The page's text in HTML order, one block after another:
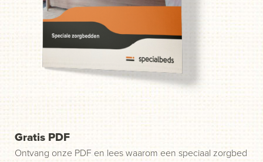
weg. Stap 1: klik op de groene knop "Start uw aanvraag"
en wij nemen contact met u op.
Gratis PDF
Ontvang onze PDF en lees waarom een speciaal zorgbed